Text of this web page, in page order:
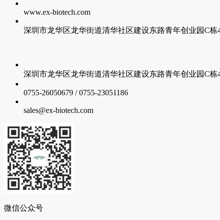
www.ex-biotech.com
深圳市龙华区龙华街道清华社区建设东路青年创业园C栋
深圳市龙华区龙华街道清华社区建设东路青年创业园C栋
0755-26050679 / 0755-23051186
sales@ex-biotech.com
微信公众号